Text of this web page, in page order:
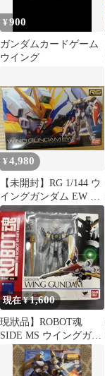
¥900
ガンダムカードゲーム
ウイング
¥4,980
【未開封】RG 1/144 ウ
イングガンダム EW ガ
ンプラ
現在 ¥1,600
現狀品】ROBOT魂
SIDE MS ウイングガン
ダム ガンダムW